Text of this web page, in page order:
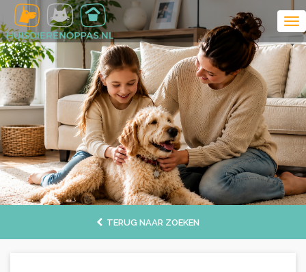
TERUG NAAR ZOEKEN